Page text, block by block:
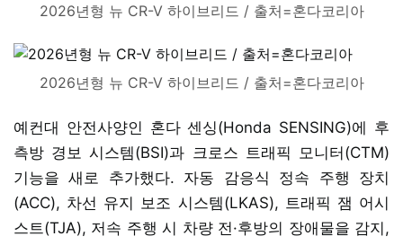
2026년형 뉴 CR-V 하이브리드 / 출처=혼다코리아
2026년형 뉴 CR-V 하이브리드 / 출처=혼다코리아
예컨대 안전사양인 혼다 센싱(Honda SENSING)에 후
측방 경보 시스템(BSI)과 크로스 트래픽 모니터(CTM)
기능을 새로 추가했다. 자동 감응식 정속 주행 장치
(ACC), 차선 유지 보조 시스템(LKAS), 트래픽 잼 어시
스트(TJA), 저속 주행 시 차량 전·후방의 장애물을 감지,